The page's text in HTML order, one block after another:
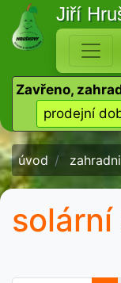
Jiří
Zavřeno,
prodejní
úvod